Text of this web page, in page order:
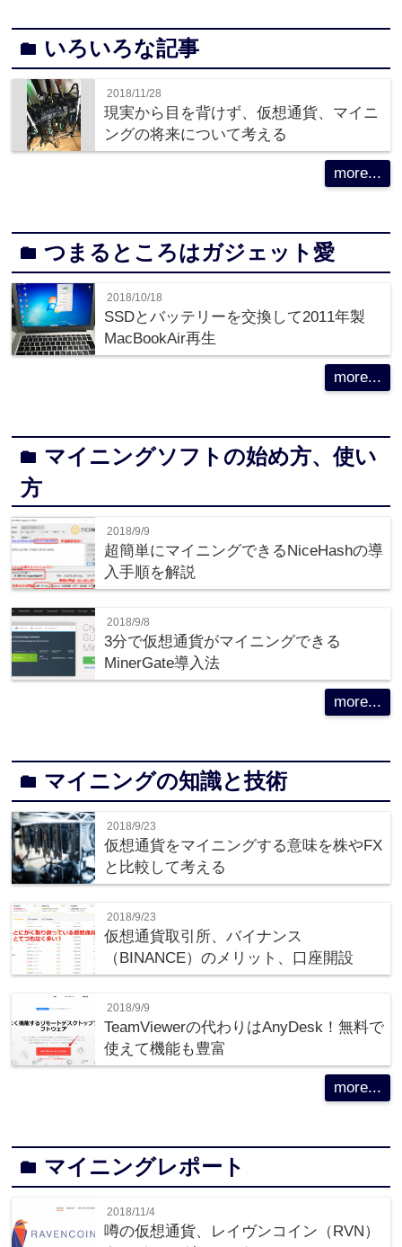
folder いろいろな記事
2018/11/28
現実から目を背けず、仮想通貨、マイニ
ングの将来について考える
more...
folderつまるところはガジェット愛
2018/10/18
SSDとバッテリーを交換して2011年製
MacBookAir再生
more...
folder マイニングソフトの始め方、使い
方
2018/9/9
超簡単にマイニングできるNiceHashの導
入手順を解説
2018/9/8
3分で仮想通貨がマイニングできる
MinerGate導入法
more...
folder マイニングの知識と技術
2018/9/23
仮想通貨をマイニングする意味を株やFX
と比較して考える
2018/9/23
仮想通貨取引所、バイナンス
（BINANCE）のメリット、口座開設
2018/9/9
TeamViewerの代わりはAnyDesk！無料で
使えて機能も豊富
more...
folder マイニングレポート
2018/11/4
噂の仮想通貨、レイヴンコイン（RVN）